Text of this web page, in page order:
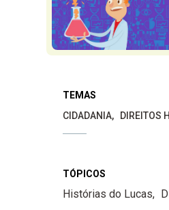
TEMAS
CIDADANIA
DIREITOS
TÓPICOS
Histórias do Lucas